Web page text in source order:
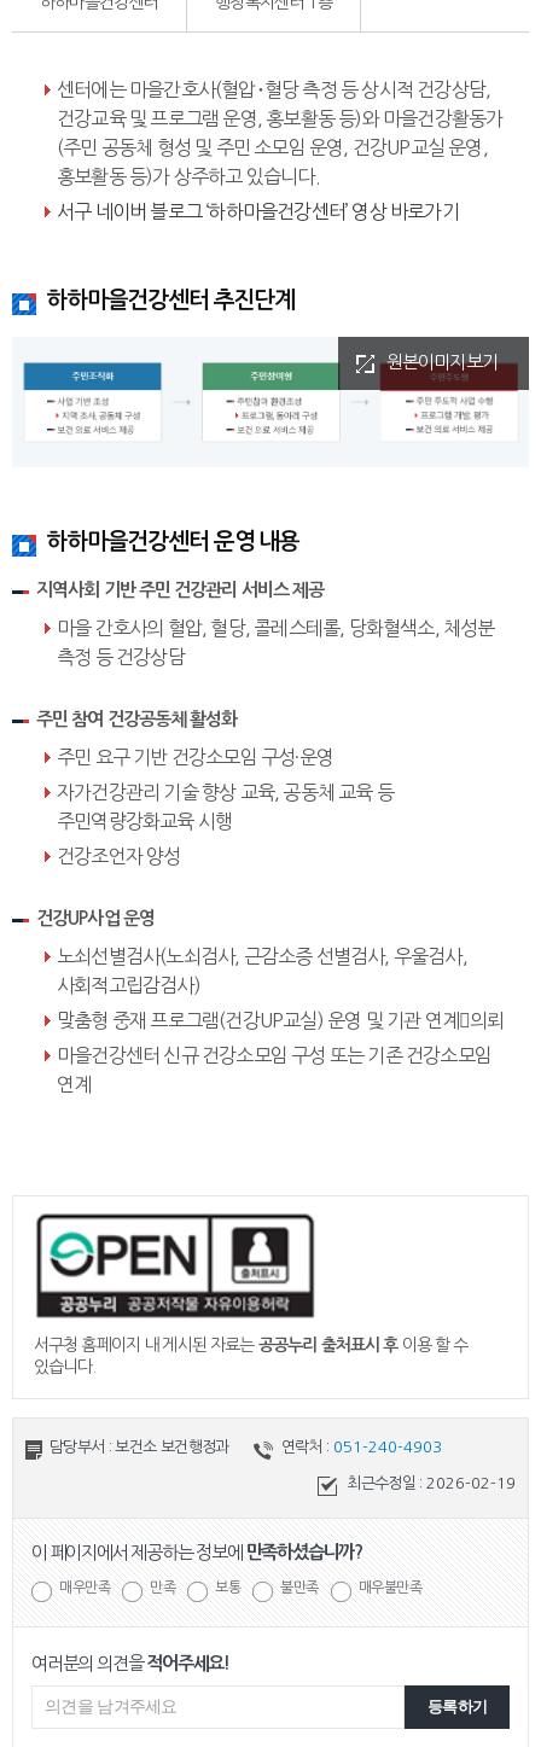
센터에는 마을간호사(혈압･혈당 측정 등 상시적 건강상담,
건강교육 및 프로그램 운영, 홍보활동 등)와 마을건강활동가
(주민 공동체 형성 및 주민 소모임 운영, 건강UP교실 운영,
홍보활동 등)가 상주하고 있습니다.
서구 네이버 블로그 ‘하하마을건강센터’ 영상 바로가기
하하마을건강센터 추진단계
원본이미지보기
하하마을건강센터 운영 내용
지역사회 기반 주민 건강관리 서비스 제공
마을 간호사의 혈압, 혈당, 콜레스테롤, 당화혈색소, 체성분
측정 등 건강상담
주민 참여 건강공동체 활성화
주민 요구 기반 건강소모임 구성·운영
자가건강관리 기술 향상 교육, 공동체 교육 등
주민역량강화교육 시행
건강조언자 양성
건강UP사업 운영
노쇠선별검사(노쇠검사, 근감소증 선별검사, 우울검사,
사회적고립감검사)
맞춤형 중재 프로그램(건강UP교실) 운영 및 기관 연계의뢰
마을건강센터 신규 건강소모임 구성 또는 기존 건강소모임
연계
서구청 홈페이지 내 게시된 자료는 공공누리 출처표시 후 이용 할 수
있습니다.
담당부서 : 보건소 보건행정과 연락처 : 051-240-4903
최근수정일 : 2026-02-19
이 페이지에서 제공하는 정보에 만족하셨습니까?
매우만족 만족 보통 불만족 매우불만족
여러분의 의견을적어주세요!
등록하기